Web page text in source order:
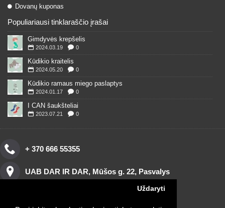
Uždaryti
Dovanų kuponas
Populiariausi tinklaraščio įrašai
Gimdyvės krepšelis
2024.03.19 0
Kūdikio kraitelis
2024.05.20 0
Kūdikio ramaus miego paslaptys
2024.01.17 0
I CAN šaukšteliai
2023.07.21 0
+ 370 666 55355
UAB DAR IR DAR, Mūšos g. 22, Pasvalys